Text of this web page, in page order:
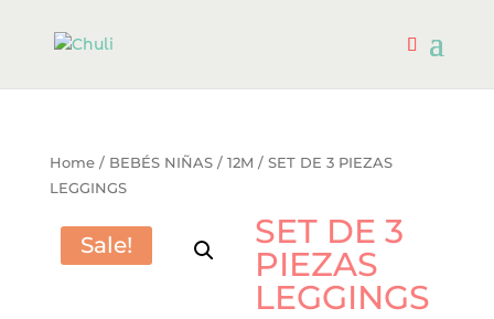
Home/ BEBÉS NIÑAS/ 12M / SET DE 3 PIEZAS
LEGGINGS
Sale!
SET DE 3
PIEZAS
LEGGINGS